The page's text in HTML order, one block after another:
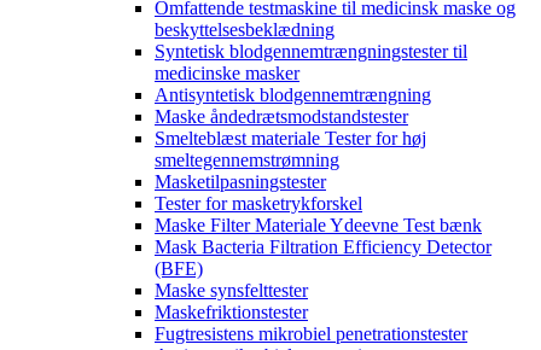
Omfattende testmaskine til medicinsk maske og
beskyttelsesbeklædning
Syntetisk blodgennemtrængningstester til
medicinske masker
Antisyntetisk blodgennemtrængning
Maske åndedrætsmodstandstester
Smelteblæst materiale Tester for høj
smeltegennemstrømning
Masketilpasningstester
Tester for masketrykforskel
Maske Filter Materiale Ydeevne Test bænk
Mask Bacteria Filtration Efficiency Detector
(BFE)
Maske synsfelttester
Maskefriktionstester
Fugtresistens mikrobiel penetrationstester